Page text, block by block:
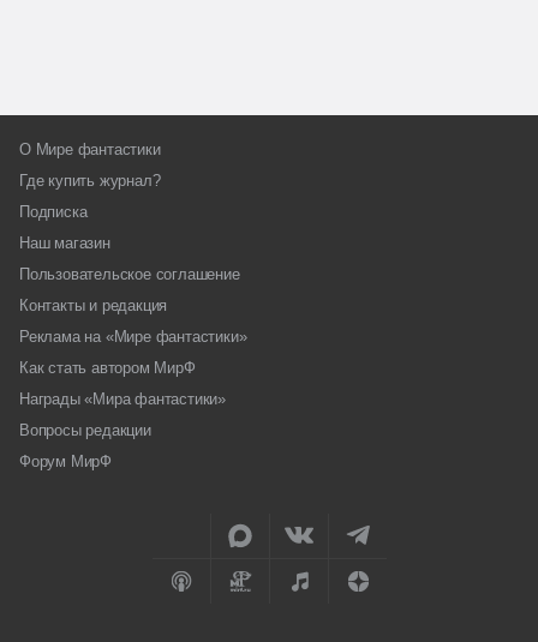
О Мире фантастики
Где купить журнал?
Подписка
Наш магазин
Пользовательское соглашение
Контакты и редакция
Реклама на «Мире фантастики»
Как стать автором МирФ
Награды «Мира фантастики»
Вопросы редакции
Форум МирФ